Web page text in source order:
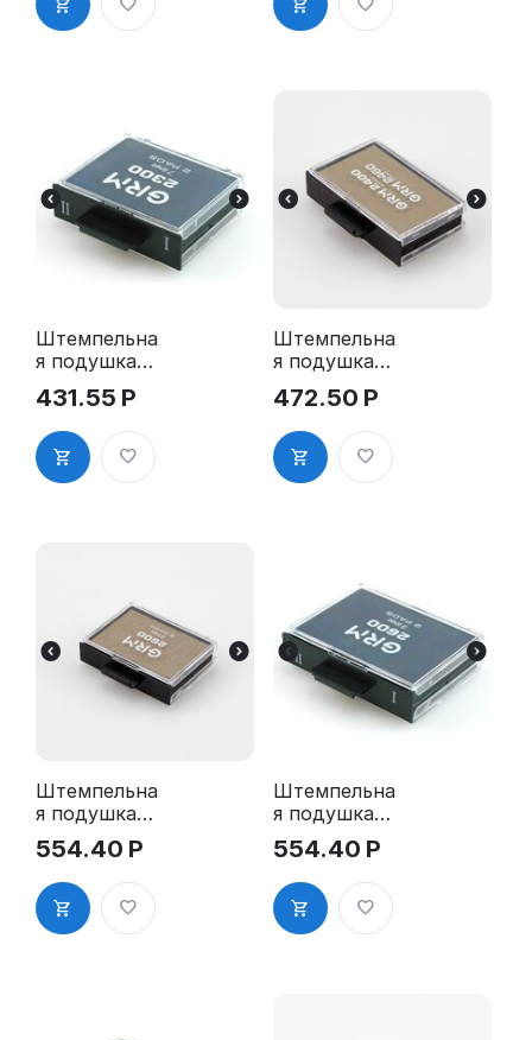
5430 2Pads,
Штемпельна
я подушка
для GRM
2300 2Pads,
2360 2Pads,
синяя
431.55 Р
Штемпельна
я подушка
для GRM
2400 2Pads,
2460 2Pads
472.50 Р
Штемпельна
я подушка
для GRM
2600 2Pads,
2660 2Pads,
5206 2Pads,
5460 2Pads
554.40 Р
Штемпельна
я подушка
для GRM
2600 2Pads,
2660 2Pads,
5206 2Pads,
5460 2Pads,
554.40 Р